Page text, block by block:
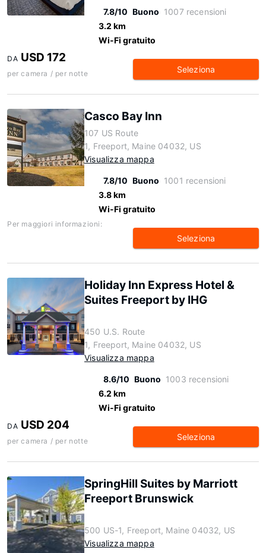
7.8/10 Buono 1007 recensioni
3.2 km
Wi-Fi gratuito
DA USD 172
per camera / per notte Seleziona
Casco Bay Inn
107 US Route
1, Freeport, Maine 04032, US
Visualizza mappa
7.8/10 Buono 1001 recensioni
3.8 km
Wi-Fi gratuito
Per maggiori informazioni:
Seleziona
Holiday Inn Express Hotel &
Suites Freeport by IHG
450 U.S. Route
1, Freeport, Maine 04032, US
Visualizza mappa
8.6/10 Buono 1003 recensioni
6.2 km
Wi-Fi gratuito
DA USD 204
per camera / per notte Seleziona
SpringHill Suites by Marriott
Freeport Brunswick
500 US-1, Freeport, Maine 04032, US
Visualizza mappa